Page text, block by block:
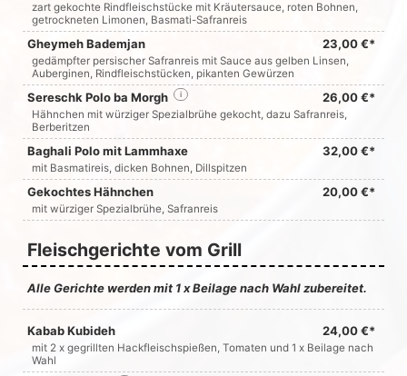
zart gekochte Rindfleischstücke mit Kräutersauce, roten Bohnen,
getrockneten Limonen, Basmati-Safranreis
Gheymeh Bademjan 23,00 €*
gedämpfter persischer Safranreis mit Sauce aus gelben Linsen,
Auberginen, Rindfleischstücken, pikanten Gewürzen
Sereschk Polo ba Morgh 26,00 €*
i
Hähnchen mit würziger Spezialbrühe gekocht, dazu Safranreis,
Berberitzen
Baghali Polo mit Lammhaxe 32,00 €*
mit Basmatireis, dicken Bohnen, Dillspitzen
Gekochtes Hähnchen 20,00 €*
mit würziger Spezialbrühe, Safranreis
Fleischgerichte vom Grill
Alle Gerichte werden mit 1 x Beilage nach Wahl zubereitet.
Kabab Kubideh 24,00 €*
mit 2 x gegrillten Hackfleischspießen, Tomaten und 1 x Beilage nach
Wahl